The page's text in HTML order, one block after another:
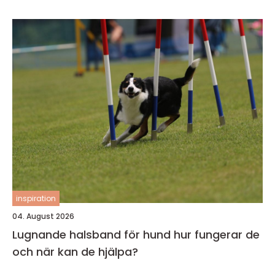
inspiration
04. August 2026
Lugnande halsband för hund hur fungerar de
och när kan de hjälpa?